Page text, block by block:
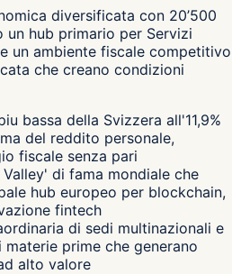
diversificata con 20’500
un hub primario per Servizi
un ambiente fiscale competitivo
che creano condizioni
bassa della Svizzera all'11,9%
del reddito personale,
fiscale senza pari
di fama mondiale che
hub europeo per blockchain,
fintech
di sedi multinazionali e
prime che generano
alto valore